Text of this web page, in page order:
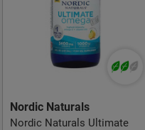
Nordic Naturals
Nordic Naturals Ultimate